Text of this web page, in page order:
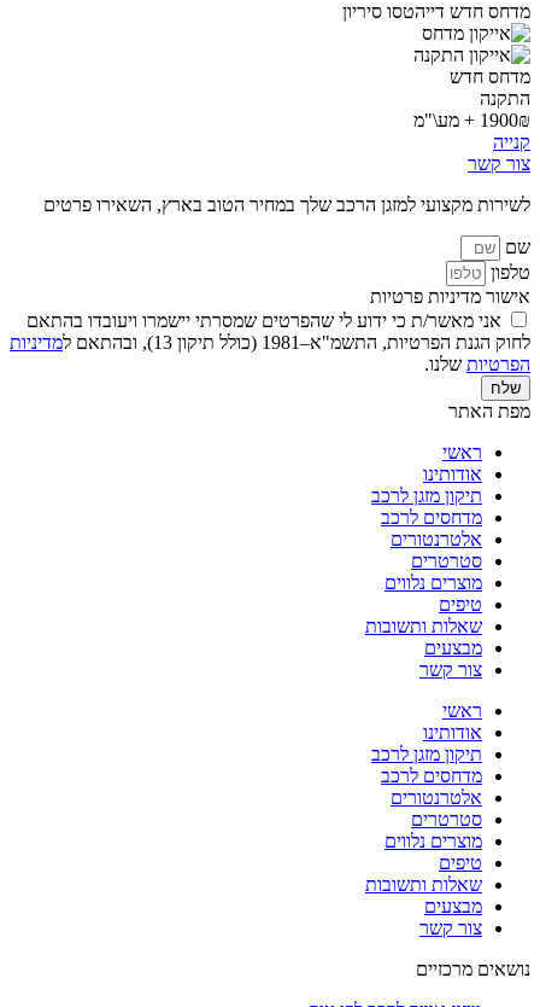
מדחס חדש דייהטסו סיריון
מדחס חדש
התקנה
1900₪ + מע\"מ
קנייה
צור קשר
לשירות מקצועי למזגן הרכב שלך במחיר הטוב בארץ, השאירו פרטים
שם
טלפון
אישור מדיניות פרטיות
אני מאשר/ת כי ידוע לי שהפרטים שמסרתי יישמרו ויעובדו בהתאם
לחוק הגנת הפרטיות, התשמ"א–1981 (כולל תיקון 13), ובהתאם ל
מדיניות
הפרטיות שלנו.
שלח
מפת האתר
ראשי
אודותינו
תיקון מזגן לרכב
מדחסים לרכב
אלטרנטורים
סטרטרים
מוצרים נלווים
טיפים
שאלות ותשובות
מבצעים
צור קשר
ראשי
אודותינו
תיקון מזגן לרכב
מדחסים לרכב
אלטרנטורים
סטרטרים
מוצרים נלווים
טיפים
שאלות ותשובות
מבצעים
צור קשר
נושאים מרכזיים